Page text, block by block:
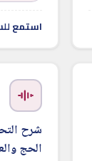
استمع
شرح
الحج